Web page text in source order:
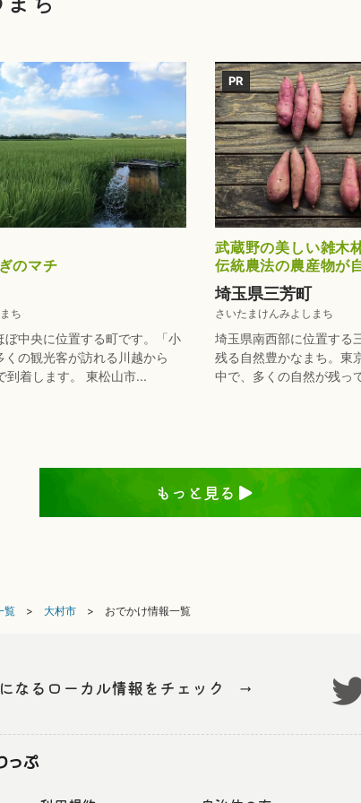
のマチ
ち
ぼ中央に位置する町です。「小
の観光客が訪れる川越から
到着します。 東松山市...
PR
武蔵野の美しい雑木
伝統農法の農産物が
埼玉県三芳町
さいたまけんみよしまち
埼玉県南西部に位置する
残る自然豊かなまち。東
中で、多くの自然が残っ
もっと見る
覧 大村市 おでかけ情報一覧
なるローカル情報をチェック →